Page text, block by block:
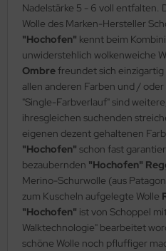
Nadelstärke 5 - 6 voll entfalten.
Wolle des Marken-Hersteller
"Hochofen" kennt beim
unwiderstehlich wolkenweiche
Ombrefreundet sich
allen anderen Farben und /
"Single-Farbverlauf" sind
ihresgleichen suchenden
eigenen dezent gehaltenen
"Hochofen" schon fast
bezaubernden "Hochofen"
Merino-Schurwolle (aus
zum Kuscheln aufgelegte Wolle
"Hochofen" ist von Schoppel
Walktechnologie" bearbeitet
schöne Wolle noch pfluffiger